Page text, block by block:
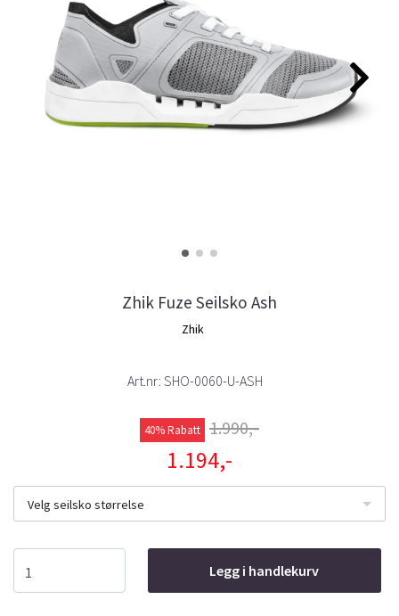
Zhik Fuze Seilsko Ash
Zhik
Art.nr: SHO-0060-U-ASH
40% Rabatt 1.990,-
1.194,-
Velg seilsko størrelse
Legg i handlekurv